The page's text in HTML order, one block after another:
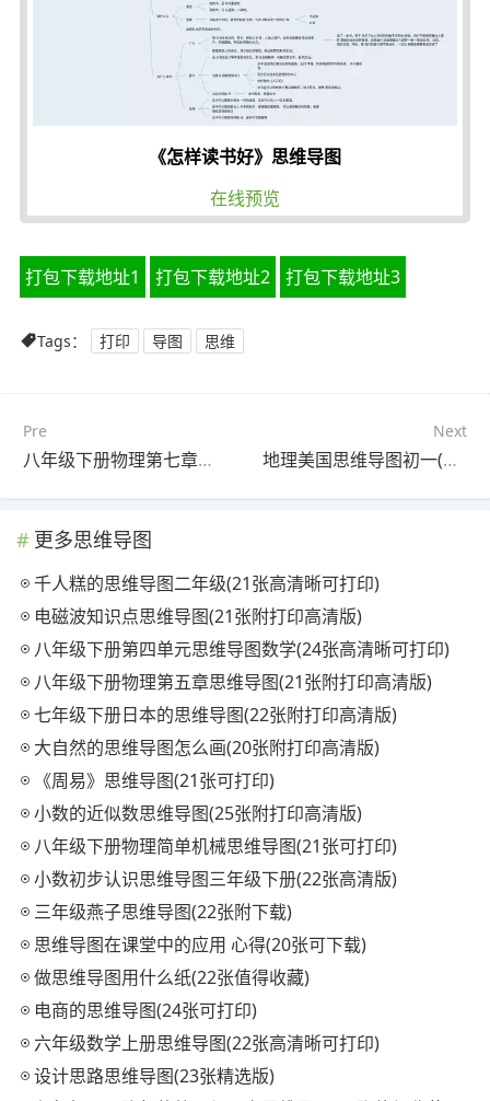
《怎样读书好》思维导图
在线预览
打包下载地址1 打包下载地址2 打包下载地址3
Tags： 打印 导图 思维
Pre
八年级下册物理第七章思维导图(21张可打印)
Next
地理美国思维导图初一(25张高清晰可打印)
更多思维导图
千人糕的思维导图二年级(21张高清晰可打印)
电磁波知识点思维导图(21张附打印高清版)
八年级下册第四单元思维导图数学(24张高清晰可打印)
八年级下册物理第五章思维导图(21张附打印高清版)
七年级下册日本的思维导图(22张附打印高清版)
大自然的思维导图怎么画(20张附打印高清版)
《周易》思维导图(21张可打印)
小数的近似数思维导图(25张附打印高清版)
八年级下册物理简单机械思维导图(21张可打印)
小数初步认识思维导图三年级下册(22张高清版)
三年级燕子思维导图(22张附下载)
思维导图在课堂中的应用 心得(20张可下载)
做思维导图用什么纸(22张值得收藏)
电商的思维导图(24张可打印)
六年级数学上册思维导图(22张高清晰可打印)
设计思路思维导图(23张精选版)